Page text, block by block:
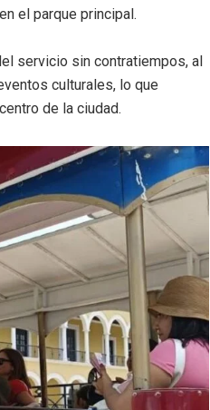
el parque principal.
servicio sin contratiempos, al
culturales, lo que
de la ciudad.